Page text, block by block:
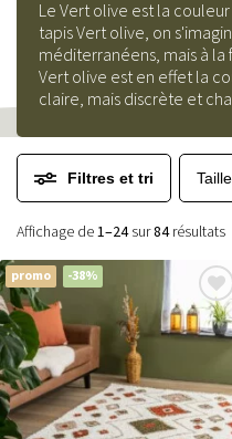
Le Vert olive est la
tapis Vert olive, on
méditerranéens, mais à la
Vert olive est en effet la
claire, mais discrète et
Filtres et tri Taille
Affichage de1–24sur84résultats
promo -38%